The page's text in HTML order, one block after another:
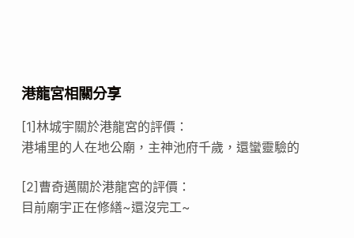
港龍宮相關分享
[1]林城宇關於港龍宮的評價：
港埔里的人在地公廟，主神池府千歲，還蠻靈驗的
[2]曹奇邁關於港龍宮的評價：
目前廟宇正在修繕~還沒完工~